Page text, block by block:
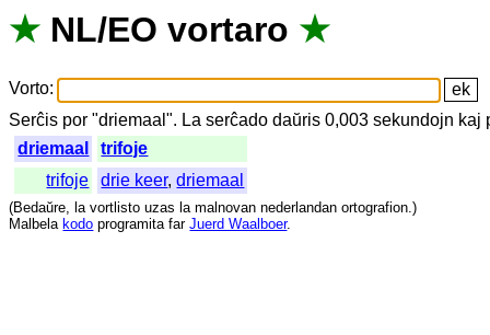
★ NL/EO vortaro ★
Vorto:
Serĉis por "driemaal". La serĉado daŭris 0,003sekundojn kaj
driemaal
trifoje
trifoje
drie keer,driemaal
(Bedaŭre, la vortlisto uzas la malnovan nederlandan ortografion.)
Malbela kodo programita far Juerd Waalboer.